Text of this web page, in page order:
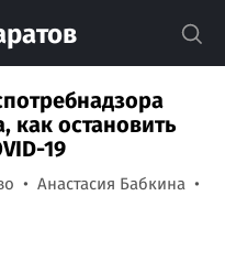
как остановить
19
Анастасия Бабкина